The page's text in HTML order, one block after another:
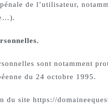
de l’utilisateur,
sont notamment
du 24 octobre 1995.
du site https://